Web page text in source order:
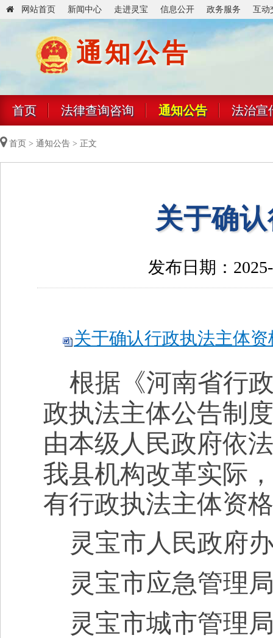
网站首页 新闻中心 走进灵宝 信息公开 政务服务 互动
通知公告
首页 法律查询咨询 通知公告 法治宣
首页 > 通知公告 > 正文
关于确
发布日期：
关于确认行政执法主体资
根据《河南省行
政执法主体公告制
由本级人民政府依
我县机构改革实际
有行政执法主体资
灵宝市人民政府
灵宝市应急管理
灵宝市城市管理